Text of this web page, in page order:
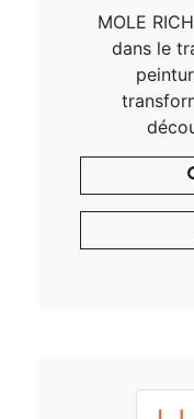
MOLE
dans le